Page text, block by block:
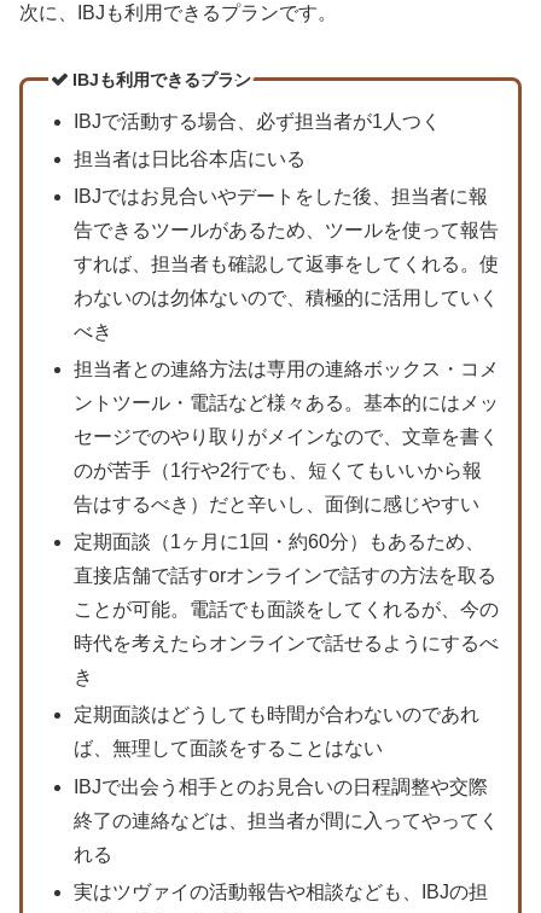
次に、IBJも利用できるプランです。
IBJも利用できるプラン
IBJで活動する場合、必ず担当者が1人つく
担当者は日比谷本店にいる
IBJではお見合いやデートをした後、担当者に報
告できるツールがあるため、ツールを使って報告
すれば、担当者も確認して返事をしてくれる。使
わないのは勿体ないので、積極的に活用していく
べき
担当者との連絡方法は専用の連絡ボックス・コメ
ントツール・電話など様々ある。基本的にはメッ
セージでのやり取りがメインなので、文章を書く
のが苦手（1行や2行でも、短くてもいいから報
告はするべき）だと辛いし、面倒に感じやすい
定期面談（1ヶ月に1回・約60分）もあるため、
直接店舗で話すorオンラインで話すの方法を取る
ことが可能。電話でも面談をしてくれるが、今の
時代を考えたらオンラインで話せるようにするべ
き
定期面談はどうしても時間が合わないのであれ
ば、無理して面談をすることはない
IBJで出会う相手とのお見合いの日程調整や交際
終了の連絡などは、担当者が間に入ってやってく
れる
実はツヴァイの活動報告や相談なども、IBJの担